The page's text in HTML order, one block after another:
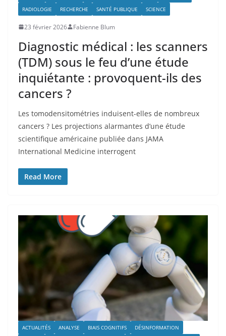
RADIOLOGIE
RECHERCHE SANTÉ PUBLIQUE SCIENCE
23 février 2026 Fabienne Blum
Diagnostic médical : les scanners
(TDM) sous le feu d’une étude
inquiétante : provoquent-ils des
cancers ?
Les tomodensitométries induisent-elles de nombreux
cancers ? Les projections alarmantes d’une étude
scientifique américaine publiée dans JAMA
International Medicine interrogent
Read More
ACTUALITÉS ANALYSE BIAIS COGNITIFS
DÉSINFORMATION